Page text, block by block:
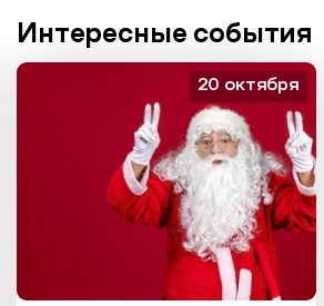
Интересные события
20 октября